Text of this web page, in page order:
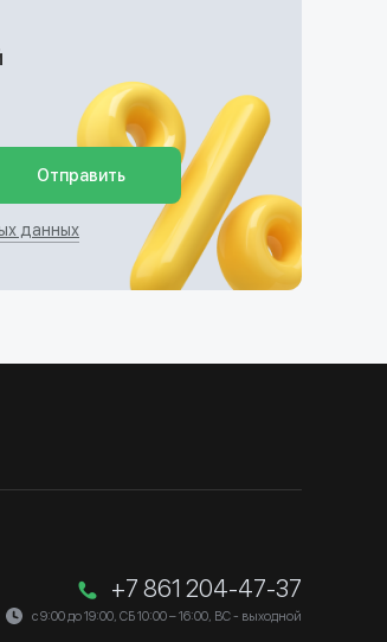
Отправить
данных
+7 861 204-47-37
с 9:00 до 19:00, СБ 10:00 – 16:00, ВС - выходной